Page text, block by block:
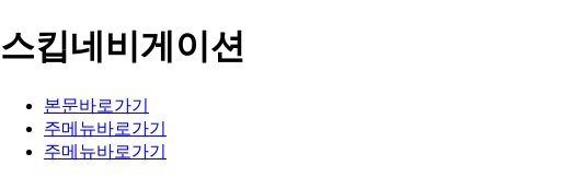
스킵네비게이션
본문바로가기
주메뉴바로가기
주메뉴바로가기